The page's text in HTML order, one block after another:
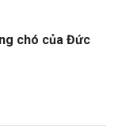
chó của Đức